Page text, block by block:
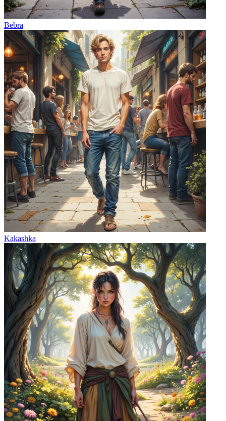
Bebra
Kakashka